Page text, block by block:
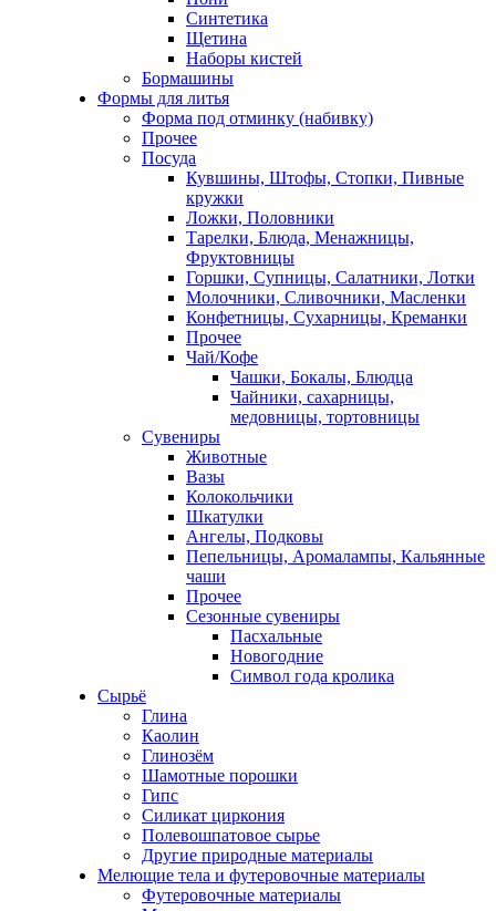
Синтетика
Щетина
Наборы кистей
Бормашины
Формы для литья
Форма под отминку (набивку)
Прочее
Посуда
Кувшины, Штофы, Стопки, Пивные
кружки
Ложки, Половники
Тарелки, Блюда, Менажницы,
Фруктовницы
Горшки, Супницы, Салатники, Лотки
Молочники, Сливочники, Масленки
Конфетницы, Сухарницы, Креманки
Прочее
Чай/Кофе
Чашки, Бокалы, Блюдца
Чайники, сахарницы,
медовницы, тортовницы
Сувениры
Животные
Вазы
Колокольчики
Шкатулки
Ангелы, Подковы
Пепельницы, Аромалампы, Кальянные
чаши
Прочее
Сезонные сувениры
Пасхальные
Новогодние
Символ года кролика
Сырьё
Глина
Каолин
Глинозём
Шамотные порошки
Гипс
Силикат циркония
Полевошпатовое сырье
Другие природные материалы
Мелющие тела и футеровочные материалы
Футеровочные материалы